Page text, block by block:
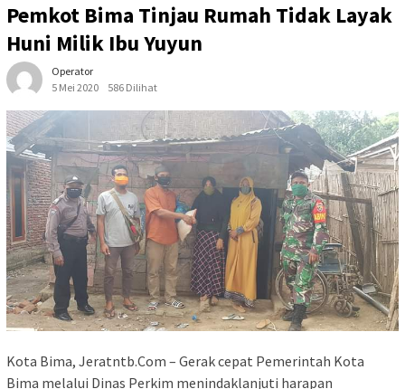
Pemkot Bima Tinjau Rumah Tidak Layak
Huni Milik Ibu Yuyun
Operator
5 Mei 2020
586 Dilihat
Kota Bima, Jeratntb.Com – Gerak cepat Pemerintah Kota
Bima melalui Dinas Perkim menindaklanjuti harapan